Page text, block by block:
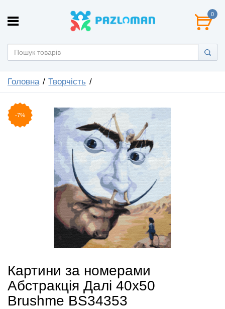
0
Головна Творчість
-7%
Картини за номерами
Абстракція Далі 40x50
Brushme BS34353